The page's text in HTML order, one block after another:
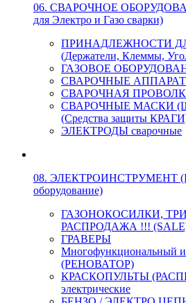
06. СВАРОЧНОЕ
для Электро и Газо сварки)
ПРИНАДЛЕЖНОСТИ
(Держатели, Клеммы,
ГАЗОВОЕ
СВАРОЧНЫЕ
СВАРОЧНАЯ
СВАРОЧНЫЕ МАСКИ
(Средства защиты
ЭЛЕКТРОДЫ сварочные
08. ЭЛЕКТРОИНСТРУМЕНТ
оборудование)
ГАЗОНОКОСИЛКИ,
РАСПРОДАЖА !!!
ГРАВЕРЫ
Многофункциональный
(РЕНОВАТОР)
КРАСКОПУЛЬТЫ
электрические